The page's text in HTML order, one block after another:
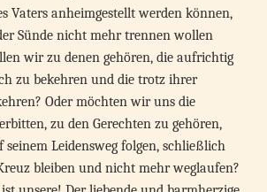
Vaters anheimgestellt werden können,
Sünde nicht mehr trennen wollen
wir zu denen gehören, die aufrichtig
zu bekehren und die trotz ihrer
Oder möchten wir uns die
zu den Gerechten zu gehören,
Leidensweg folgen, schließlich
bleiben und nicht mehr weglaufen?